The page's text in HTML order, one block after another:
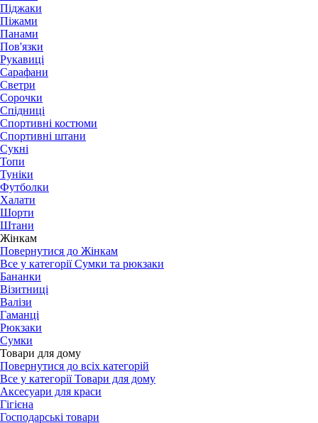
Піджаки
Піжами
Панами
Пов'язки
Рукавиці
Сарафани
Светри
Сорочки
Спідниці
Спортивні костюми
Спортивні штани
Сукні
Топи
Туніки
Футболки
Халати
Шорти
Штани
Жінкам
Повернутися до Жінкам
Все у категорії Сумки та рюкзаки
Бананки
Візитниці
Валізи
Гаманці
Рюкзаки
Сумки
Товари для дому
Повернутися до всіх категорій
Все у категорії Товари для дому
Аксесуари для краси
Гігієна
Господарські товари